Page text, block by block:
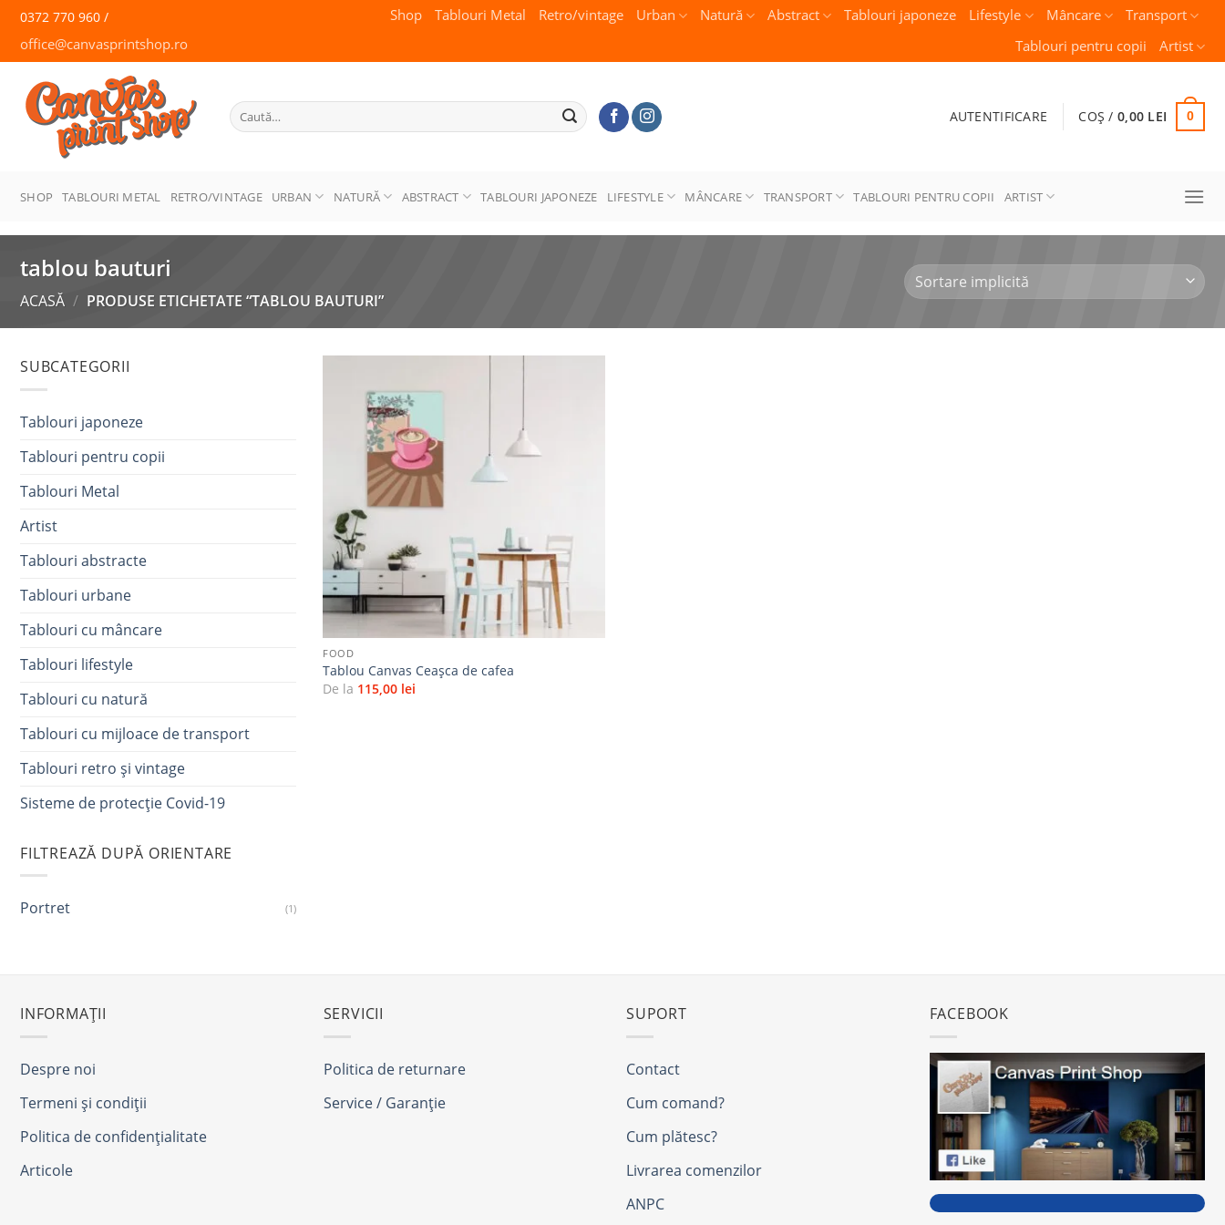
Skip
content
0372 770 960 /
office@canvasprintshop.ro
Shop Tablouri Metal Retro/vintage Urban Natură Abstract Tablouri japoneze Lifestyle Mâncare
Transport
Tablouri pentru copii
Artist
CANVAS
PRINT SHOP
Caută
după:
AUTENTIFICARE COȘ / 0,00 LEI 0
SHOP TABLOURI METAL RETRO/VINTAGE URBAN NATURĂ ABSTRACT TABLOURI JAPONEZE LIFESTYLE MÂNCARE TRANSPORT TABLOURI PENTRU COPII ARTIST
tablou bauturi
ACASĂ / PRODUSE ETICHETATE “TABLOU BAUTURI”
SUBCATEGORII
Tablouri japoneze
Tablouri pentru copii
Tablouri Metal
Artist
Tablouri abstracte
Tablouri urbane
Tablouri cu mâncare
Tablouri lifestyle
Tablouri cu natură
Tablouri cu mijloace de transport
Tablouri retro și vintage
Sisteme de protecție Covid-19
FILTREAZĂ DUPĂ ORIENTARE
Portret (1)
+
FOOD
Tablou Canvas Ceașca de cafea
De la 115,00 lei
INFORMAȚII
Despre noi
Termeni și condiții
Politica de confidențialitate
Articole
SERVICII
Politica de returnare
Service / Garanție
SUPORT
Contact
Cum comand?
Cum plătesc?
Livrarea comenzilor
ANPC
FACEBOOK